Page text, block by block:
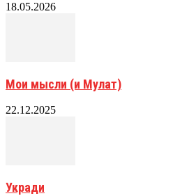
18.05.2026
Мои мысли (и Мулат)
22.12.2025
Укради